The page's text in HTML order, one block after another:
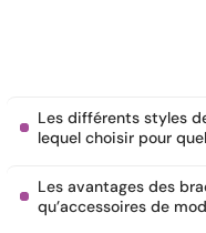
Les différents styles
lequel choisir pour
Les avantages des
qu’accessoires de